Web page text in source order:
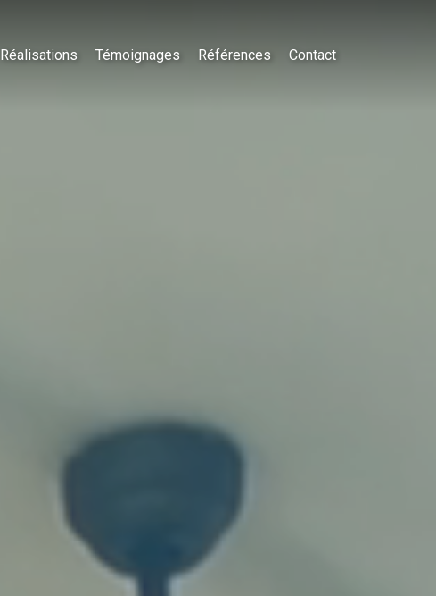
Réalisations Témoignages Références Contact